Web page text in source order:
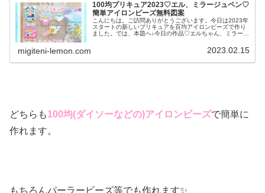
100均プリキュア2023♡エル、ミラージュペン♡
簡単アイロンビーズ無料図案
こんにちは。ご訪問ありがとうございます。今日は2023年
スタートの新しいプリキュアを百均アイロンビーズで作り
ました。では、本題へ↓今日の作品♡エルちゃん、ミラージ
migiteni-lemon.com 2023.02.15
どちらも100均(ダイソーなどの)アイロンビーズで簡単に
作れます。
もちろんパーラービーズ等でも作れます✨